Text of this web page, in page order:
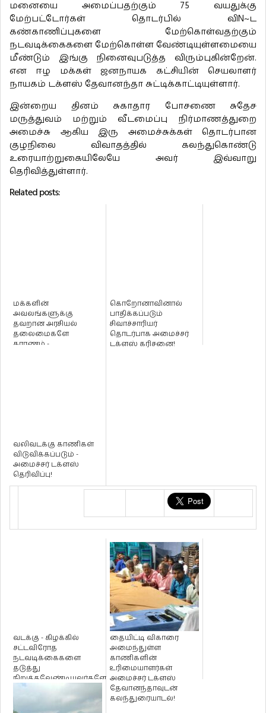
மனையை அமைப்பதற்கும் 75 வயதுக்கு
மேற்பட்டோர்கள் தொடர்பில் விN~ட
கண்காணிப்புகளை மேற்கொள்வதற்கும்
நடவடிக்கைகளை மேற்கொள்ள வேண்டியுள்ளமையை
மீண்டும் இங்கு நினைவுபடுத்த விரும்புகின்றேன்.
என ஈழ மக்கள் ஜனநாயக கட்சியின் செயலாளர்
நாயகம் டக்ளஸ் தேவானந்தா சுட்டிக்காட்டியுள்ளார்.
இன்றைய தினம் சுகாதார போசணை சுதேச
மருத்துவம் மற்றும் வீடமைப்பு நிர்மாணத்துறை
அமைச்சு ஆகிய இரு அமைச்சுக்கள் தொடர்பான
குழநிலை விவாதத்தில் கலந்துகொண்டு
உரையாற்றுகையிலேயே அவர் இவ்வாறு
தெரிவித்துள்ளார்.
Related posts:
மக்களின்
அவலங்களுக்கு
தவறான அரசியல்
தலைமைகளே
காரணம் -
கொறோனாவினால்
பாதிக்கப்படும்
சிவாச்சாரியர்
தொடர்பாக அமைச்சர்
டக்ளஸ் கரிசனை!
வலிவடக்கு காணிகள்
விடுவிக்கப்படும் -
அமைச்சர் டக்ளஸ்
தெரிவிப்பு!
வடக்கு - கிழக்கில்
சட்டவிரோத
நடவடிக்கைகளை
தடுத்து
நிறுத்தவேண்டியவர்களே
அவற்றுக்குத் துணை
போகின்றனர் ...
தையிட்டி விகாரை
அமைந்துள்ள
காணிகளின்
உரிமையாளர்கள்
அமைச்சர் டக்ளஸ்
தேவானந்தாவுடன்
கலந்துரையாடல்!